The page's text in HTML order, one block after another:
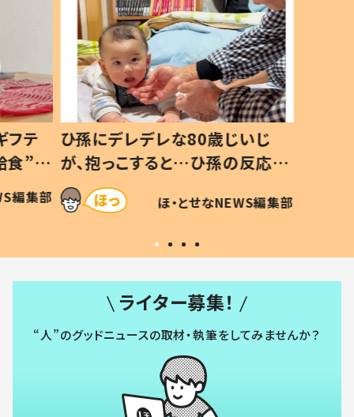
フテ
食”を
親
編集部
ひ孫にデレデレな80歳じいじ
が、抱っこすると…ひ孫の反応に
「涙が出ました」「可愛くて仕方な
い」
ほ・とせなNEWS編集部
ライター募集！
“人”のグッドニュースの取材・執筆をしてみませんか？